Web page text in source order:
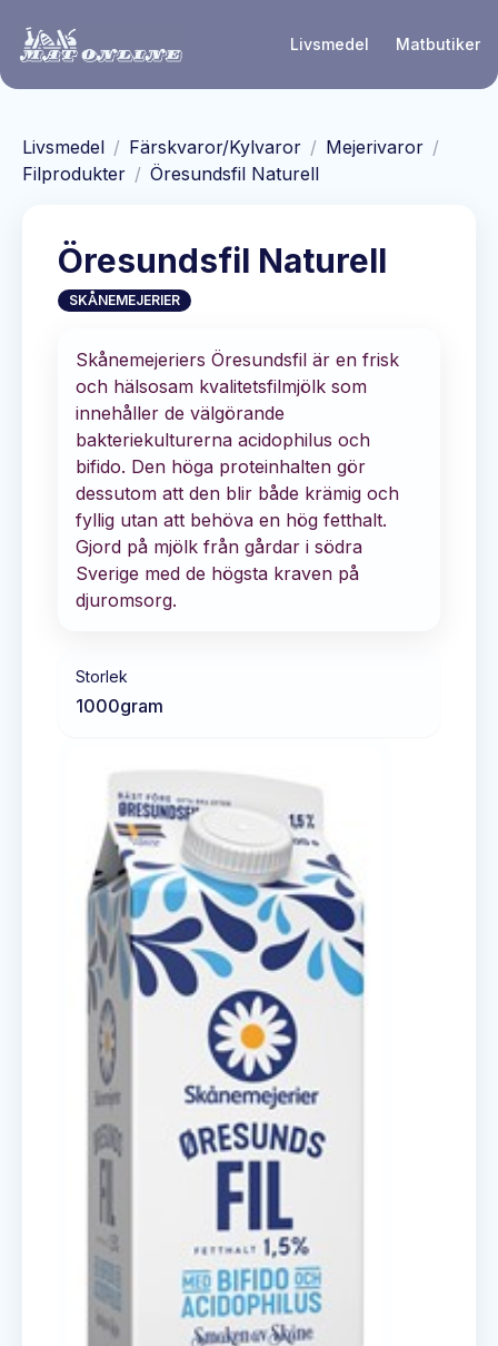
Livsmedel Matbutiker
Livsmedel / Färskvaror/Kylvaror / Mejerivaror /
Filprodukter / Öresundsfil Naturell
Öresundsfil Naturell
SKÅNEMEJERIER
Skånemejeriers Öresundsfil är en frisk
och hälsosam kvalitetsfilmjölk som
innehåller de välgörande
bakteriekulturerna acidophilus och
bifido. Den höga proteinhalten gör
dessutom att den blir både krämig och
fyllig utan att behöva en hög fetthalt.
Gjord på mjölk från gårdar i södra
Sverige med de högsta kraven på
djuromsorg.
Storlek
1000gram